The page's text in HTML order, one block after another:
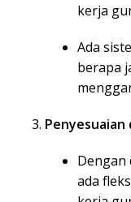
kerja
Ada
berapa
Dengan
ada